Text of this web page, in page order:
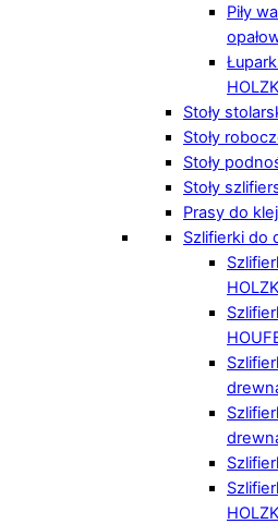
Piły
Stoły
Stoły
Stoły
Stoły
Prasy do
Szlifierki do